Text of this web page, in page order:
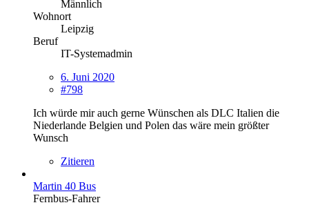
Männlich
Wohnort
Leipzig
Beruf
IT-Systemadmin
6. Juni 2020
#798
Ich würde mir auch gerne Wünschen als DLC Italien die
Niederlande Belgien und Polen das wäre mein größter
Wunsch
Zitieren
Martin 40 Bus
Fernbus-Fahrer